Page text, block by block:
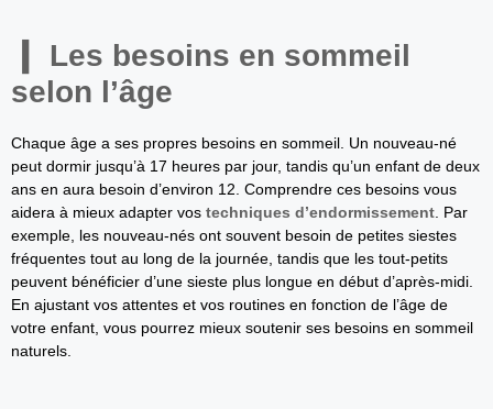
Les besoins en sommeil
selon l’âge
Chaque âge a ses propres besoins en sommeil. Un nouveau-né
peut dormir jusqu’à 17 heures par jour, tandis qu’un enfant de deux
ans en aura besoin d’environ 12. Comprendre ces besoins vous
aidera à mieux adapter vos techniques d’endormissement . Par
exemple, les nouveau-nés ont souvent besoin de petites siestes
fréquentes tout au long de la journée, tandis que les tout-petits
peuvent bénéficier d’une sieste plus longue en début d’après-midi.
En ajustant vos attentes et vos routines en fonction de l’âge de
votre enfant, vous pourrez mieux soutenir ses besoins en sommeil
naturels.